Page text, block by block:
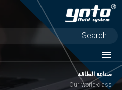
صناعة الطاقة
Our world-class